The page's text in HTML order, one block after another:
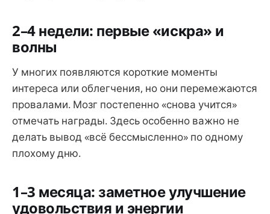
2–4 недели: первые «искра» и
волны
У многих появляются короткие моменты
интереса или облегчения, но они перемежаются
провалами. Мозг постепенно «снова учится»
отмечать награды. Здесь особенно важно не
делать вывод «всё бессмысленно» по одному
плохому дню.
1–3 месяца: заметное улучшение
удовольствия и энергии